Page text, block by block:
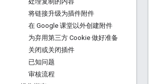
将链接升级为插件附件
在 Google 课堂以外创建附件
为弃用第三方 Cookie 做好准备
关闭或关闭插件
已知问题
审核流程